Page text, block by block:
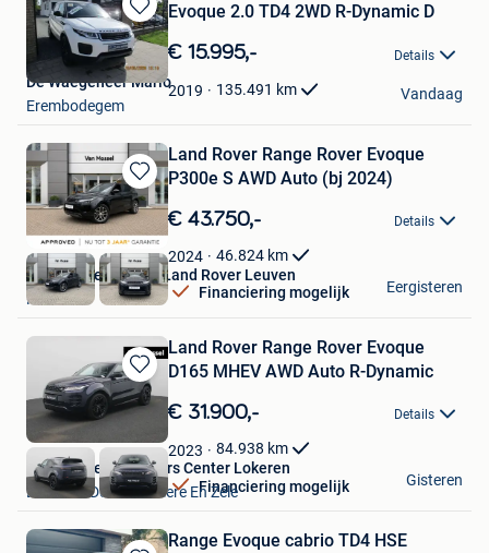
Bewaren
in
Mijn
Favorieten
Evoque 2.0 TD4 2WD R-Dynamic D
€ 15.995,- Details
2019 135.491 km
De Waegeneer Mario
Erembodegem
Vandaag
Bewaren
in
Mijn
Favorieten
Land Rover Range Rover Evoque
P300e S AWD Auto (bj 2024)
€ 43.750,- Details
2024 46.824 km
Financiering mogelijk
Van Mossel Jaguar Land Rover Leuven
Herent
Eergisteren
Bewaren
in
Favorieten
Land Rover Range Rover Evoque
D165 MHEV AWD Auto R-Dynamic
€ 31.900,- Details
2023 84.938 km
Financiering mogelijk
Van Mossel Used Cars Center Lokeren
Lokeren+Deel Overmere En Zele
Gisteren
Range Evoque cabrio TD4 HSE